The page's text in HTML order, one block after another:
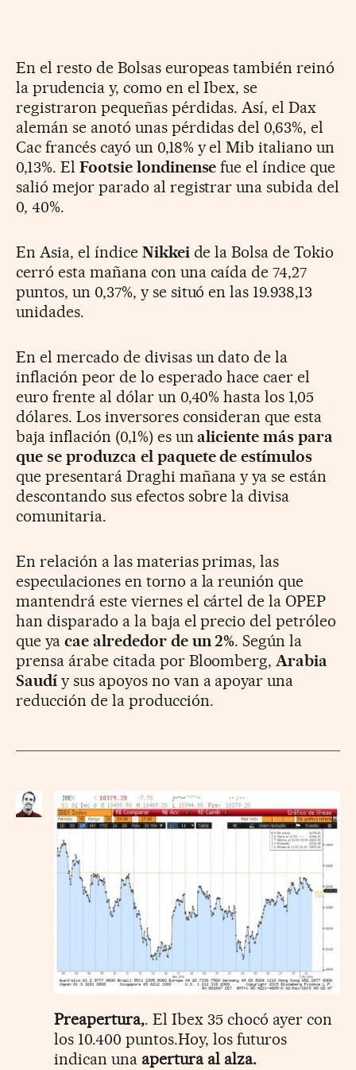
En el resto de Bolsas europeas también reinó
la prudencia y, como en el Ibex, se
registraron pequeñas pérdidas. Así, el Dax
alemán se anotó unas pérdidas del 0,63%, el
Cac francés cayó un 0,18% y el Mib italiano un
0,13%. El Footsie londinense fue el índice que
salió mejor parado al registrar una subida del
0, 40%.
En Asia, el índice Nikkeide la Bolsa de Tokio
cerró esta mañana con una caída de 74,27
puntos, un 0,37%, y se situó en las 19.938,13
unidades.
En el mercado de divisas un dato de la
inflación peor de lo esperado hace caer el
euro frente al dólar un 0,40% hasta los 1,05
dólares. Los inversores consideran que esta
baja inflación (0,1%) es unaliciente más para
que se produzca el paquete de estímulos
que presentará Draghi mañana y ya se están
descontando sus efectos sobre la divisa
comunitaria.
En relación a las materias primas, las
especulaciones en torno a la reunión que
mantendrá este viernes el cártel de la OPEP
han disparado a la baja el precio del petróleo
que ya cae alrededor de un 2%. Según la
prensa árabe citada por Bloomberg,Arabia
Saudí y sus apoyos no van a apoyar una
reducción de la producción.
Preapertura,. El Ibex 35 chocó ayer con
los 10.400 puntos.Hoy, los futuros
indican una apertura al alza.